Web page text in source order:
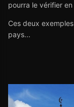
pourra le vérifier
Ces deux
pays...